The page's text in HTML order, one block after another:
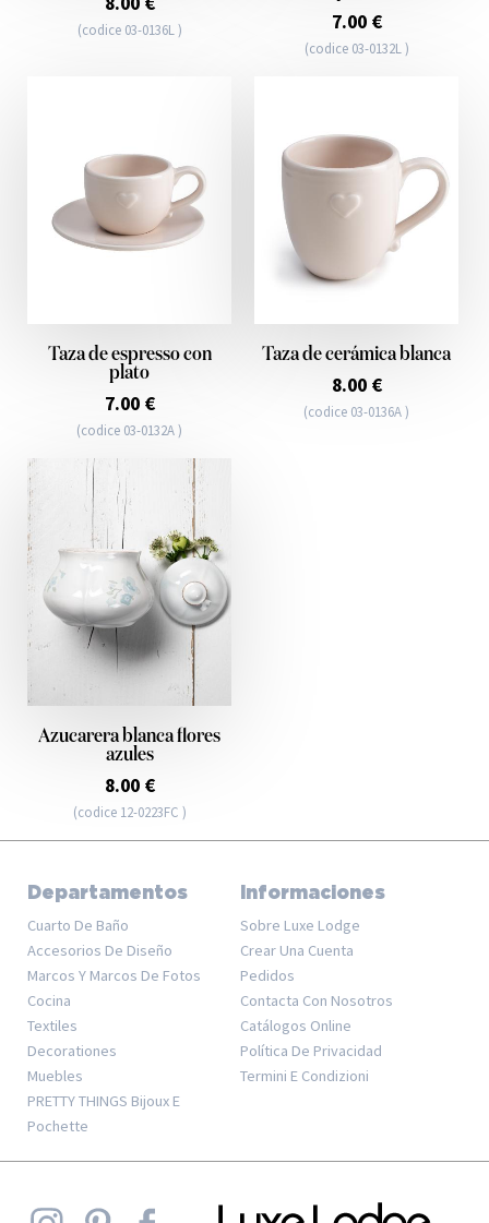
(codice 03-0136L ) 7.00 €
(codice 03-0132L )
Taza de espresso con
plato
7.00 €
(codice 03-0132A )
Taza de cerámica blanca
8.00 €
(codice 03-0136A )
Azucarera blanca flores
azules
8.00 €
(codice 12-0223FC )
Departamentos
Cuarto De Baño
Accesorios De Diseño
Marcos Y Marcos De Fotos
Cocina
Textiles
Decorationes
Muebles
PRETTY THINGS Bijoux E
Pochette
Informaciones
Sobre Luxe Lodge
Crear Una Cuenta
Pedidos
Contacta Con Nosotros
Catálogos Online
Política De Privacidad
Termini E Condizioni